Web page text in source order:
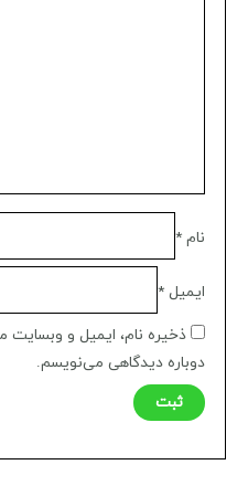
نام *
ایمیل *
ذخیره نام، ایمیل و وبسایت
دوباره دیدگاهی می‌نویسم.